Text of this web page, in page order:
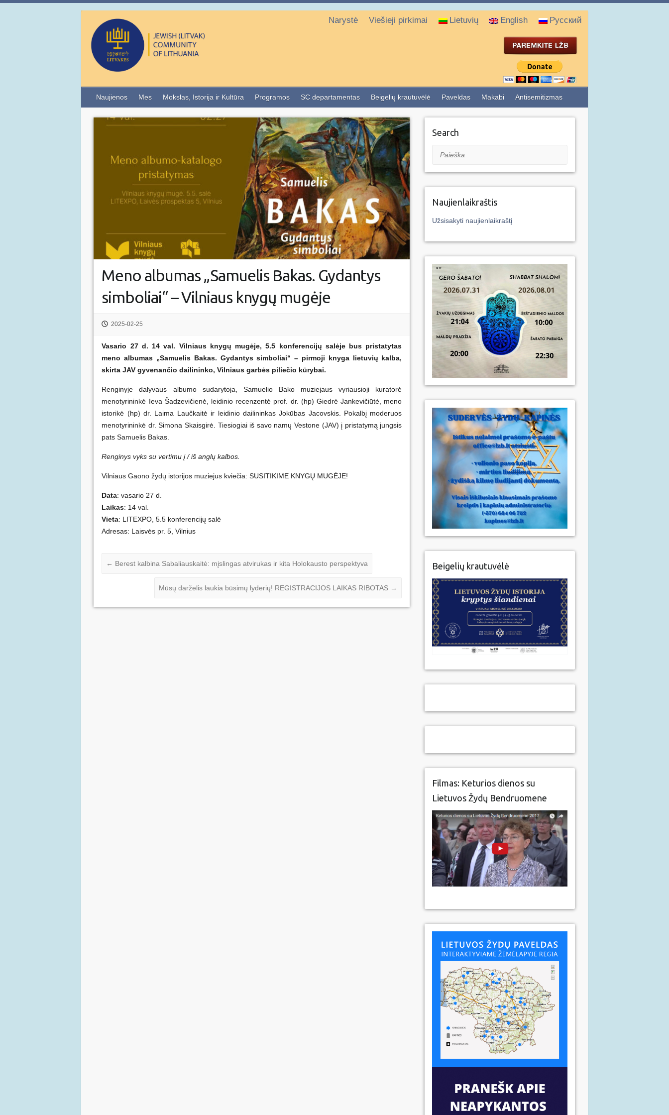
Narystė Viešieji pirkimai Lietuvių English Русский
Naujienos Mes Mokslas, Istorija ir Kultūra Programos SC departamentas Beigelių krautuvėlė Paveldas Makabi Antisemitizmas
Meno albumas „Samuelis Bakas. Gydantys
simboliai“ – Vilniaus knygų mugėje
2025-02-25
Vasario 27 d. 14 val. Vilniaus knygų mugėje, 5.5 konferencijų salėje bus pristatytas
meno albumas „Samuelis Bakas. Gydantys simboliai“ – pirmoji knyga lietuvių kalba,
skirta JAV gyvenančio dailininko, Vilniaus garbės piliečio kūrybai.
Renginyje dalyvaus albumo sudarytoja, Samuelio Bako muziejaus vyriausioji kuratorė
menotyrininkė Ieva Šadzevičienė, leidinio recenzentė prof. dr. (hp) Giedrė Jankevičiūtė, meno
istorikė (hp) dr. Laima Laučkaitė ir leidinio dailininkas Jokūbas Jacovskis. Pokalbį moderuos
menotyrininkė dr. Simona Skaisgirė. Tiesiogiai iš savo namų Vestone (JAV) į pristatymą jungsis
pats Samuelis Bakas.
Renginys vyks su vertimu į / iš anglų kalbos.
Vilniaus Gaono žydų istorijos muziejus kviečia: SUSITIKIME KNYGŲ MUGĖJE!
Data: vasario 27 d.
Laikas: 14 val.
Vieta: LITEXPO, 5.5 konferencijų salė
Adresas: Laisvės pr. 5, Vilnius
← Berest kalbina Sabaliauskaitė: mįslingas atvirukas ir kita Holokausto perspektyva
Mūsų darželis laukia būsimų lyderių! REGISTRACIJOS LAIKAS RIBOTAS →
Search
Paieška
Naujienlaikraštis
Užsisakyti naujienlaikraštį
Beigelių krautuvėlė
Filmas: Keturios dienos su
Lietuvos Žydų Bendruomene